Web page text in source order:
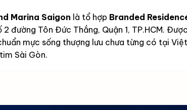
Marina Saigon là tổ hợp Branded
đường Tôn Đức Thắng, Quận 1, TP.HCM.
mực sống thượng lưu chưa từng có tại
Sài Gòn.